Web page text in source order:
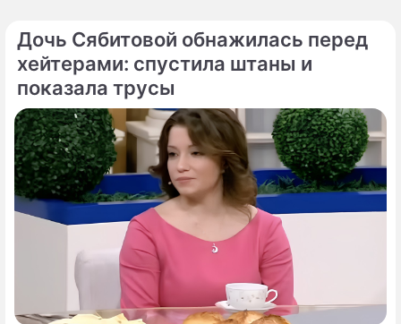
и смертоносный вирус Бурбон.
Дочь Сябитовой обнажилась перед
хейтерами: спустила штаны и
показала трусы